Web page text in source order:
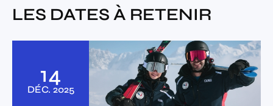
LES DATES À RETENIR
14
DÉC. 2025